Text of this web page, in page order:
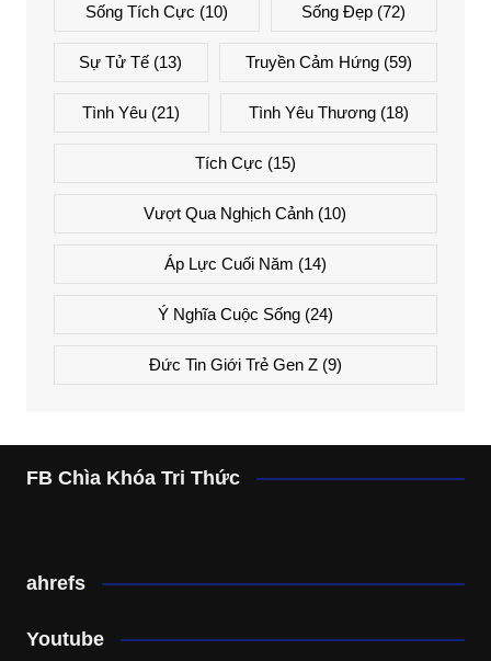
Sống Tích Cực (10) Sống Đẹp (72)
Sự Tử Tế (13) Truyền Cảm Hứng(59)
Tình Yêu (21) Tình Yêu Thương(18)
Tích Cực (15)
Vượt Qua Nghịch Cảnh (10)
Áp Lực Cuối Năm (14)
Ý Nghĩa Cuộc Sống(24)
Đức Tin Giới Trẻ Gen Z(9)
FB Chìa Khóa Tri Thức
ahrefs
Youtube